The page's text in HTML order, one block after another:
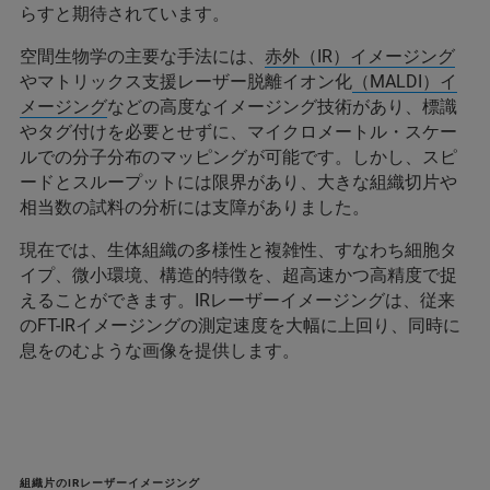
らすと期待されています。
空間生物学の主要な手法には、 赤外（IR）イメージング
やマトリックス支援レーザー脱離イオン化 （MALDI）イ
メージングなどの高度なイメージング技術があり、標識
やタグ付けを必要とせずに、マイクロメートル・スケー
ルでの分子分布のマッピングが可能です。しかし、スピ
ードとスループットには限界があり、大きな組織切片や
相当数の試料の分析には支障がありました。
現在では、生体組織の多様性と複雑性、すなわち細胞タ
イプ、微小環境、構造的特徴を、超高速かつ高精度で捉
えることができます。IRレーザーイメージングは、従来
のFT-IRイメージングの測定速度を大幅に上回り、同時に
息をのむような画像を提供します。
組織片のIRレーザーイメージング